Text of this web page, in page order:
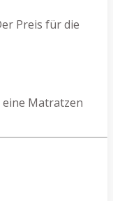
Preis für die
Matratzen